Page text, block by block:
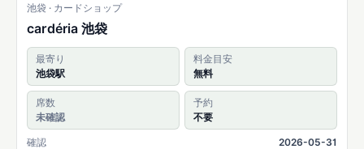
池袋 · カードショップ
cardéria 池袋
最寄り
池袋駅
料金目安
無料
席数
未確認
予約
不要
確認
2026-05-31